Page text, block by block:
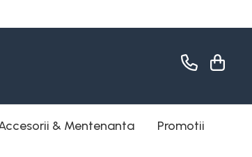
& Mentenanta Promotii